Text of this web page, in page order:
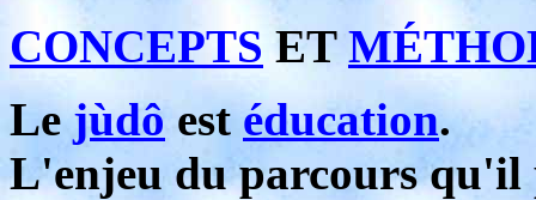
CONCEPTS ET
Lejùdô estéducation.
L'enjeu du parcours qu'il